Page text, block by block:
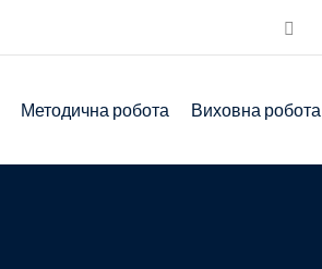
Методична робота Виховна робота